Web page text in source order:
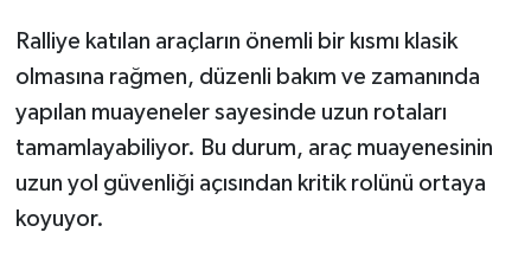
Ralliye katılan araçların önemli bir kısmı klasik
olmasına rağmen, düzenli bakım ve zamanında
yapılan muayeneler sayesinde uzun rotaları
tamamlayabiliyor. Bu durum, araç muayenesinin
uzun yol güvenliği açısından kritik rolünü ortaya
koyuyor.